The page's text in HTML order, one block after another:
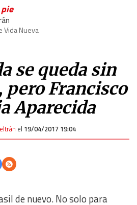
Vida Nueva
se queda sin
pero Francisco
Aparecida
el 19/04/2017 19:04
de nuevo. No solo para